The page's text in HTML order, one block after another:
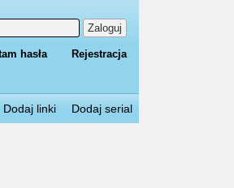
Zaloguj
hasła Rejestracja
Dodaj linki Dodaj serial